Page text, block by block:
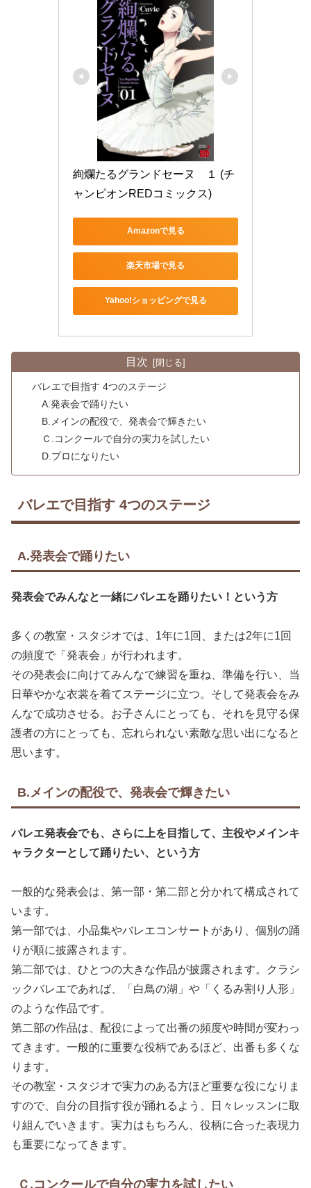
絢爛たるグランドセーヌ　１ (チ
ャンピオンREDコミックス)
Amazonで見る
楽天市場で見る
Yahoo!ショッピングで見る
目次
バレエで目指す 4つのステージ
A.発表会で踊りたい
B.メインの配役で、発表会で輝きたい
Ｃ.コンクールで自分の実力を試したい
D.プロになりたい
バレエで目指す 4つのステージ
A.発表会で踊りたい
発表会でみんなと一緒にバレエを踊りたい！という方
多くの教室・スタジオでは、1年に1回、または2年に1回
の頻度で「発表会」が行われます。
その発表会に向けてみんなで練習を重ね、準備を行い、当
日華やかな衣裳を着てステージに立つ。そして発表会をみ
んなで成功させる。お子さんにとっても、それを見守る保
護者の方にとっても、忘れられない素敵な思い出になると
思います。
B.メインの配役で、発表会で輝きたい
バレエ発表会でも、さらに上を目指して、主役やメインキ
ャラクターとして踊りたい、という方
一般的な発表会は、第一部・第二部と分かれて構成されて
います。
第一部では、小品集やバレエコンサートがあり、個別の踊
りが順に披露されます。
第二部では、ひとつの大きな作品が披露されます。クラシ
ックバレエであれば、「白鳥の湖」や「くるみ割り人形」
のような作品です。
第二部の作品は、配役によって出番の頻度や時間が変わっ
てきます。一般的に重要な役柄であるほど、出番も多くな
ります。
その教室・スタジオで実力のある方ほど重要な役になりま
すので、自分の目指す役が踊れるよう、日々レッスンに取
り組んでいきます。実力はもちろん、役柄に合った表現力
も重要になってきます。
Ｃ.コンクールで自分の実力を試したい